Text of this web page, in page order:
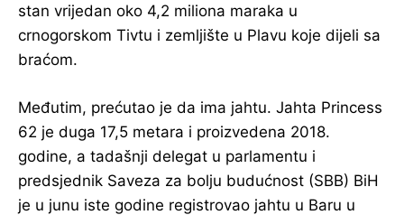
stan vrijedan oko 4,2 miliona maraka u
crnogorskom Tivtu i zemljište u Plavu koje dijeli sa
braćom.
Međutim, prećutao je da ima jahtu. Jahta Princess
62 je duga 17,5 metara i proizvedena 2018.
godine, a tadašnji delegat u parlamentu i
predsjednik Saveza za bolju budućnost (SBB) BiH
je u junu iste godine registrovao jahtu u Baru u